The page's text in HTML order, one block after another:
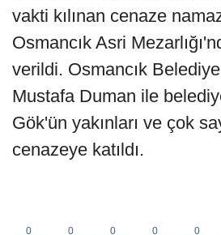
vakti kılınan cenaze
Osmancık Asri
verildi. Osmancık
Mustafa Duman ile
Gök'ün yakınları ve çok
cenazeye katıldı.